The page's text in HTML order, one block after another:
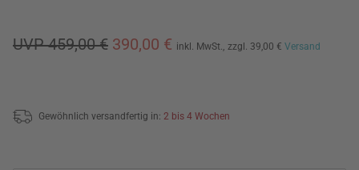
UVP 459,00 € 390,00 € inkl. MwSt., zzgl. 39,00 € Versand
Gewöhnlich versandfertig in: 2 bis 4 Wochen